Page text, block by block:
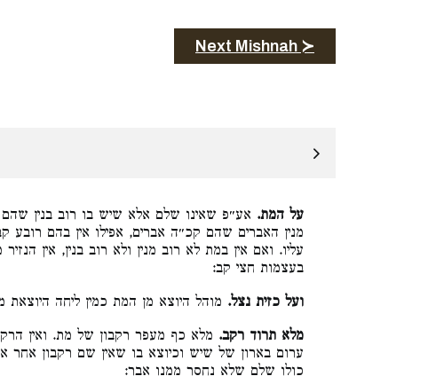
Next Mishnah ≻
על המת. אע״פ שאינו שלם אלא שיש בו רוב בנין שהם
מנין האברים שהם קכ״ה אברים, אפילו אין בהם רובע
עליו. ואם אין במת לא רוב מנין ולא רוב בנין, אין
בעצמות חצי קב:
ועל כזית נצל. מוהל היוצא מן המת כמין ליחה
מלא תרוד רקב. מלא כף מעפר רקבון של מת. ואין
ערום בארון של שיש וכיוצא בו שאין שם רקבון אחר
כולו שלם שלא נחסר ממנו אבר: